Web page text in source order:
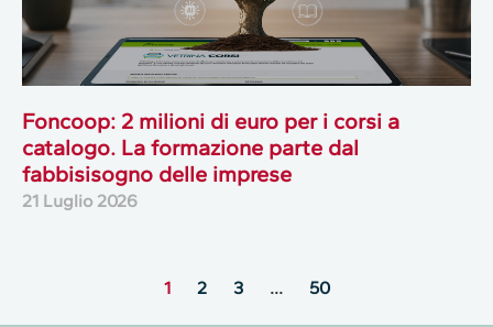
Foncoop: 2 milioni di euro per i corsi a
catalogo. La formazione parte dal
fabbisisogno delle imprese
21 Luglio 2026
1 2 3 … 50